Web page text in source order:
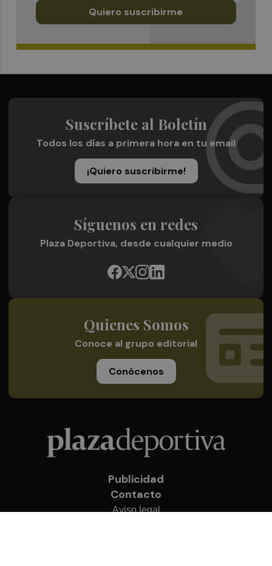
Quiero suscribirme
Suscríbete al Boletín
Todos los días a primera hora en tu email
¡Quiero suscribirme!
Síguenos en redes
Plaza Deportiva, desde cualquier medio
Quienes Somos
Conoce al grupo editorial
Conócenos
Publicidad
Contacto
Aviso legal